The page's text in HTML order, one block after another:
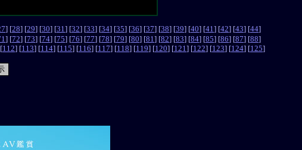
] [28] [29] [30] [31 ] [32] [33] [34] [35] [36] [37] [38] [39] [40] [41 ] [42] [43] [44]
] [72] [73] [74] [75] [76] [77] [78] [79] [80] [81 ] [82] [83] [84] [85] [86] [87] [88]
112] [113] [114] [115] [116] [117] [118] [119] [120] [121 ] [122] [123] [124] [125]